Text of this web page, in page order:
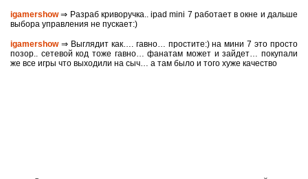
igamershow⇒ Разраб криворучка.. ipad mini 7 работает в окне и дальше
выбора управления не пускает:)
igamershow⇒ Выглядит как…. гавно… простите:) на мини 7 это просто
позор.. сетевой код тоже гавно… фанатам может и зайдет… покупали
же все игры что выходили на сыч… а там было и того хуже качество